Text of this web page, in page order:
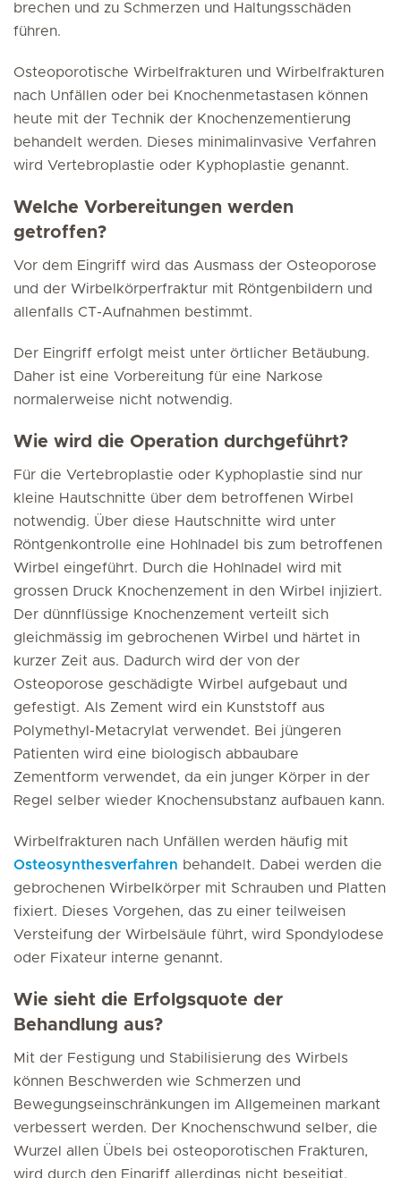
brechen und zu Schmerzen und Haltungsschäden
führen.
Osteoporotische Wirbelfrakturen und Wirbelfrakturen
nach Unfällen oder bei Knochenmetastasen können
heute mit der Technik der Knochenzementierung
behandelt werden. Dieses minimalinvasive Verfahren
wird Vertebroplastie oder Kyphoplastie genannt.
Welche Vorbereitungen werden
getroffen?
Vor dem Eingriff wird das Ausmass der Osteoporose
und der Wirbelkörperfraktur mit Röntgenbildern und
allenfalls CT-Aufnahmen bestimmt.
Der Eingriff erfolgt meist unter örtlicher Betäubung.
Daher ist eine Vorbereitung für eine Narkose
normalerweise nicht notwendig.
Wie wird die Operation durchgeführt?
Für die Vertebroplastie oder Kyphoplastie sind nur
kleine Hautschnitte über dem betroffenen Wirbel
notwendig. Über diese Hautschnitte wird unter
Röntgenkontrolle eine Hohlnadel bis zum betroffenen
Wirbel eingeführt. Durch die Hohlnadel wird mit
grossen Druck Knochenzement in den Wirbel injiziert.
Der dünnflüssige Knochenzement verteilt sich
gleichmässig im gebrochenen Wirbel und härtet in
kurzer Zeit aus. Dadurch wird der von der
Osteoporose geschädigte Wirbel aufgebaut und
gefestigt. Als Zement wird ein Kunststoff aus
Polymethyl-Metacrylat verwendet. Bei jüngeren
Patienten wird eine biologisch abbaubare
Zementform verwendet, da ein junger Körper in der
Regel selber wieder Knochensubstanz aufbauen kann.
Wirbelfrakturen nach Unfällen werden häufig mit
Osteosynthesverfahren behandelt. Dabei werden die
gebrochenen Wirbelkörper mit Schrauben und Platten
fixiert. Dieses Vorgehen, das zu einer teilweisen
Versteifung der Wirbelsäule führt, wird Spondylodese
oder Fixateur interne genannt.
Wie sieht die Erfolgsquote der
Behandlung aus?
Mit der Festigung und Stabilisierung des Wirbels
können Beschwerden wie Schmerzen und
Bewegungseinschränkungen im Allgemeinen markant
verbessert werden. Der Knochenschwund selber, die
Wurzel allen Übels bei osteoporotischen Frakturen,
wird durch den Eingriff allerdings nicht beseitigt.